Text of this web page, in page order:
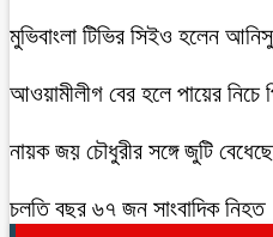
মুভিবাংলা টিভির সিইও হলেন
আওয়ামীলীগ বের হলে পায়ের নিচে
নায়ক জয় চৌধুরীর সঙ্গে জুটি
চলতি বছর ৬৭ জন সাংবাদিক নিহত